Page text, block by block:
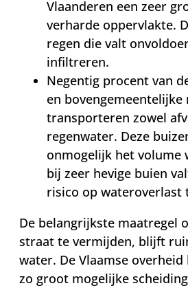
Vlaanderen een zeer
verharde oppervlakte.
regen die valt
infiltreren.
Negentig procent van
en bovengemeentelijke
transporteren zowel
regenwater. Deze
onmogelijk het volume
bij zeer hevige buien
risico op wateroverlast
De belangrijkste maatregel
straat te vermijden, blijft
water. De Vlaamse
zo groot mogelijke